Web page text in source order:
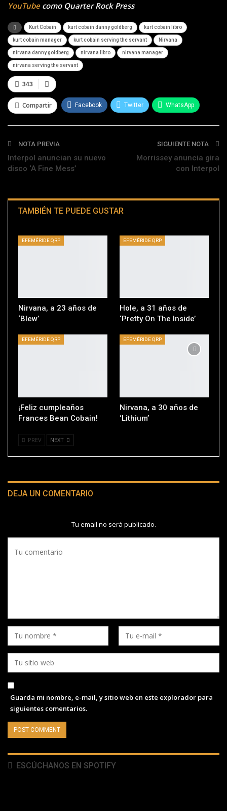
YouTubecomo Quarter Rock Press
Kurt Cobain kurt cobain danny goldberg kurt cobain libro
kurt cobain manager kurt cobain serving the servant Nirvana
nirvana danny goldberg nirvana libro nirvana manager
nirvana serving the servant
343
Compartir Facebook Twitter WhatsApp
Telegram
NOTA PREVIA
Interpol anuncian su nuevo
disco ‘A Fine Mess’
SIGUIENTE NOTA
Morrissey anuncia gira
con Interpol
TAMBIÉN TE PUEDE GUSTAR
EFEMÉRIDE QRP
Nirvana, a 23 años de
‘Blew’
EFEMÉRIDE QRP
Hole, a 31 años de
‘Pretty On The Inside’
EFEMÉRIDE QRP
¡Feliz cumpleaños
Frances Bean Cobain!
EFEMÉRIDE QRP
Nirvana, a 30 años de
‘Lithium’
PREV NEXT
DEJA UN COMENTARIO
Tu email no será publicado.
Guarda mi nombre, e-mail, y sitio web en este explorador para
siguientes comentarios.
ESCÚCHANOS EN SPOTIFY